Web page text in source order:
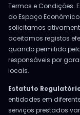
Termos e Condições.
do Espaço
solicitamos
aceitamos registos
quando permitido
responsáveis por
locais.
Estatuto
entidades em
serviços prestados